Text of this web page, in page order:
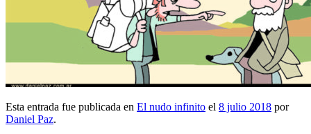
Esta entrada fue publicada en El nudo infinito el 8 julio 2018 por
Daniel Paz.